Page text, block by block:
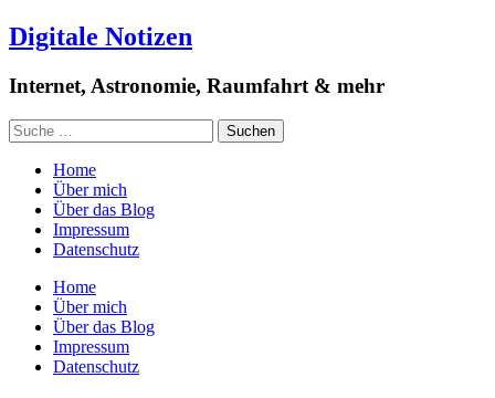
Digitale Notizen
Internet, Astronomie, Raumfahrt & mehr
Home
Über mich
Über das Blog
Impressum
Datenschutz
Home
Über mich
Über das Blog
Impressum
Datenschutz